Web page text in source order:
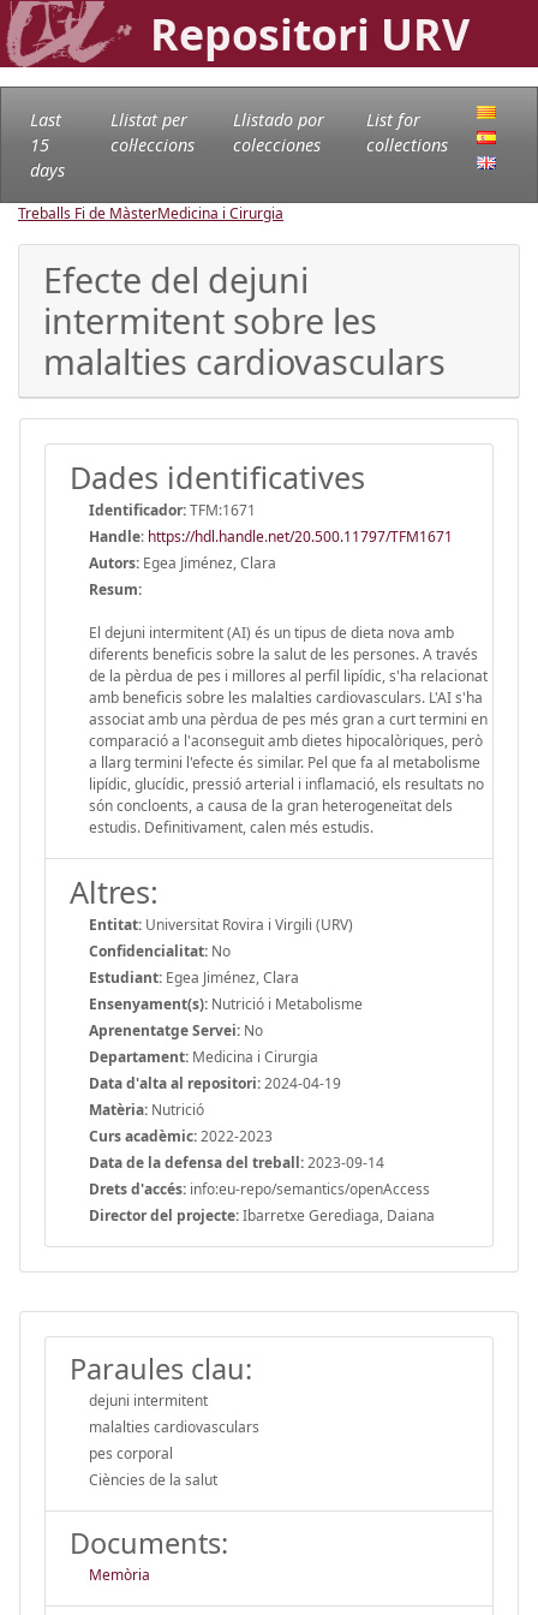
Repositori URV
Last
15
days
Llistat per
col·leccions
Llistado por
colecciones
List for
collections
Treballs Fi de MàsterMedicina i Cirurgia
Efecte del dejuni
intermitent sobre les
malalties cardiovasculars
Dades identificatives
Identificador:TFM:1671
Handle: https://hdl.handle.net/20.500.11797/TFM1671
Autors: Egea Jiménez, Clara
Resum:
El dejuni intermitent (AI) és un tipus de dieta nova amb
diferents beneficis sobre la salut de les persones. A través
de la pèrdua de pes i millores al perfil lipídic, s'ha relacionat
amb beneficis sobre les malalties cardiovasculars. L'AI s'ha
associat amb una pèrdua de pes més gran a curt termini en
comparació a l'aconseguit amb dietes hipocalòriques, però
a llarg termini l'efecte és similar. Pel que fa al metabolisme
lipídic, glucídic, pressió arterial i inflamació, els resultats no
són concloents, a causa de la gran heterogeneïtat dels
estudis. Definitivament, calen més estudis.
Altres:
Entitat: Universitat Rovira i Virgili (URV)
Confidencialitat: No
Estudiant: Egea Jiménez, Clara
Ensenyament(s): Nutrició i Metabolisme
Aprenentatge Servei: No
Departament: Medicina i Cirurgia
Data d'alta al repositori:2024-04-19
Matèria: Nutrició
Curs acadèmic:2022-2023
Data de la defensa del treball:2023-09-14
Drets d'accés: info:eu-repo/semantics/openAccess
Director del projecte:Ibarretxe Gerediaga, Daiana
Paraules clau:
dejuni intermitent
malalties cardiovasculars
pes corporal
Ciències de la salut
Documents:
Memòria